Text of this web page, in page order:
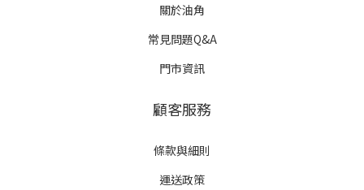
關於油角
常見問題Q&A
門市資訊
顧客服務
條款與細則
運送政策